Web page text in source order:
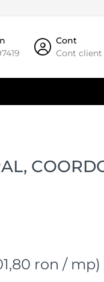
Cont
Cont client
ron / mp)